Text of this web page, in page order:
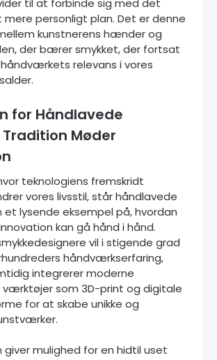
til at forbinde sig med det
personligt plan. Det er denne
kunstnerens hænder og
der bærer smykket, der fortsat
relevans i vores
for Håndlavede
Tradition Møder
teknologiens fremskridt
vores livsstil, står håndlavede
et lysende eksempel på, hvordan
kan gå hånd i hånd.
vil i stigende grad
håndværkserfaring,
integrerer moderne
værktøjer som 3D-print og digitale
for at skabe unikke og
giver mulighed for en hidtil uset